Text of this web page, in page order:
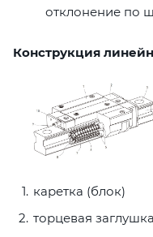
отклонение по
Конструкция
каретка (блок)
торцевая заглушка